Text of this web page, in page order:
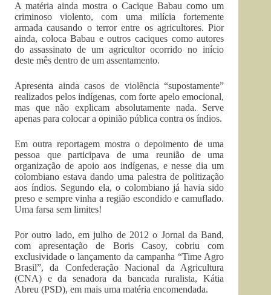
A matéria ainda mostra o Cacique Babau como um
criminoso violento, com uma milícia fortemente
armada causando o terror entre os agricultores. Pior
ainda, coloca Babau e outros caciques como autores
do assassinato de um agricultor ocorrido no início
deste mês dentro de um assentamento.
Apresenta ainda casos de violência “supostamente”
realizados pelos indígenas, com forte apelo emocional,
mas que não explicam absolutamente nada. Serve
apenas para colocar a opinião pública contra os índios.
Em outra reportagem mostra o depoimento de uma
pessoa que participava de uma reunião de uma
organização de apoio aos indígenas, e nesse dia um
colombiano estava dando uma palestra de politização
aos índios. Segundo ela, o colombiano já havia sido
preso e sempre vinha a região escondido e camuflado.
Uma farsa sem limites!
Por outro lado, em julho de 2012 o Jornal da Band,
com apresentação de Boris Casoy, cobriu com
exclusividade o lançamento da campanha “Time Agro
Brasil”, da Confederação Nacional da Agricultura
(CNA) e da senadora da bancada ruralista, Kátia
Abreu (PSD), em mais uma matéria encomendada.